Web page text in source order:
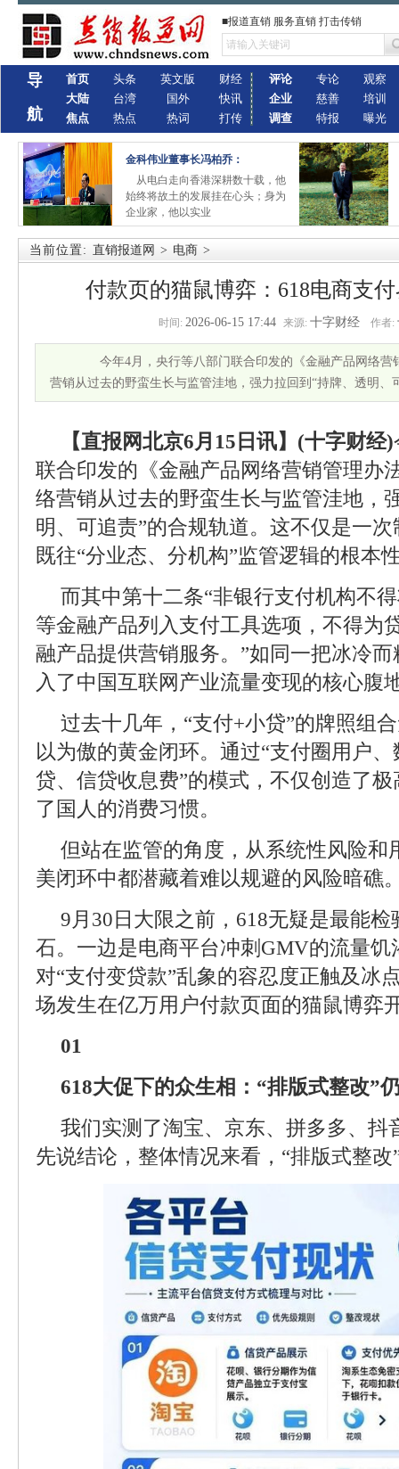
■报道直销 服务直销 打击传销
导
航
首页
大陆
焦点
头条
台湾
热点
英文版
国外
热词
财经
快讯
打传
评论
企业
调查
专论
慈善
特报
观察
培训
曝光
金科伟业董事长冯柏乔：
从电白走向香港深耕数十载，他
始终将故土的发展挂在心头；身为
企业家，他以实业
当前位置: 直销报道网 > 电商 >
付款页的猫鼠博弈：618电商支
时间: 2026-06-15 17:44 来源: 十字财经 作者:
今年4月，央行等八部门联合印发的《金融产品网络营
营销从过去的野蛮生长与监管洼地，强力拉回到“持牌、透明、
【直报网北京6月15日讯】(十字财经)
联合印发的《金融产品网络营销管理办
络营销从过去的野蛮生长与监管洼地，
明、可追责”的合规轨道。这不仅是一
既往“分业态、分机构”监管逻辑的根本
而其中第十二条“非银行支付机构不
等金融产品列入支付工具选项，不得为
融产品提供营销服务。”如同一把冰冷
入了中国互联网产业流量变现的核心腹
过去十几年，“支付+小贷”的牌照组
以为傲的黄金闭环。通过“支付圈用户
贷、信贷收息费”的模式，不仅创造了
了国人的消费习惯。
但站在监管的角度，从系统性风险和
美闭环中都潜藏着难以规避的风险暗礁
9月30日大限之前，618无疑是最能
石。一边是电商平台冲刺GMV的流量饥
对“支付变贷款”乱象的容忍度正触及冰
场发生在亿万用户付款页面的猫鼠博弈
01
618大促下的众生相：“排版式整改”
我们实测了淘宝、京东、拼多多、抖
先说结论，整体情况来看，“排版式整改